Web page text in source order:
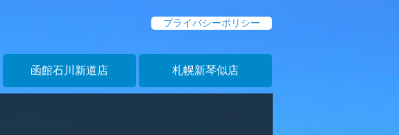
プライバシーポリシー
函館石川新道店 札幌新琴似店